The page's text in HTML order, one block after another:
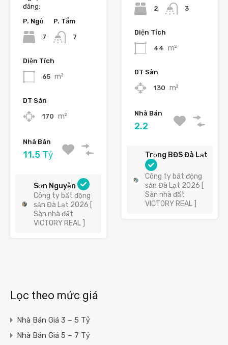
đăng:
P. Ngủ
7
P. Tắm
7
Diện Tích
65 m²
DT Sàn
170 m²
Nhà Bán
11.5 Tỷ
Sơn Nguyễn
Công ty bất động
sản Đà Lạt 2026 [
Sàn nhà đất
VICTORY REAL ]
2 3
Diện Tích
44 m²
DT Sàn
130 m²
Nhà Bán
2.2
Trọng BĐS Đà Lạt
Công ty bất động
sản Đà Lạt 2026 [
Sàn nhà đất
VICTORY REAL ]
Lọc theo mức giá
Nhà Bán Giá 3 – 5 Tỷ
Nhà Bán Giá 5 – 7 Tỷ